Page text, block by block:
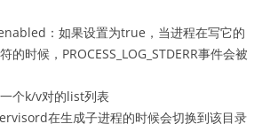
：如果设置为true，当进程在写它的
时候，PROCESS_LOG_STDERR事件会被
个k/v对的list列表
在生成子进程的时候会切换到该目录